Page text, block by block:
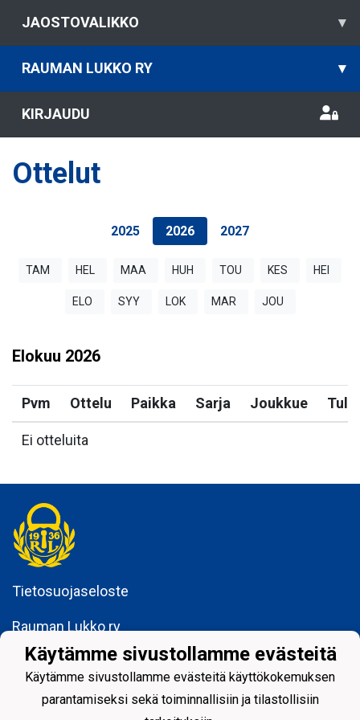
JAOSTOVALIKKO ▾
RAUMAN LUKKO RY ▾
KIRJAUDU
Ottelut
2025 2026 2027
TAM HEL MAA HUH TOU KES HEI
ELO SYY LOK MAR JOU
Elokuu 2026
Pvm Ottelu Paikka Sarja Joukkue
Ei otteluita
Tietosuojaseloste
Rauman Lukko ry
26100 Rauma
Käytämme sivustollamme evästeitä
Käytämme sivustollamme evästeitä käyttökokemuksen
parantamiseksi sekä toiminnallisiin ja tilastollisiin